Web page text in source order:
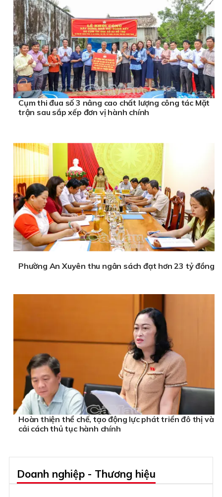
Cụm thi đua số 3 nâng cao chất lượng công tác Mặt
trận sau sắp xếp đơn vị hành chính
Phường An Xuyên thu ngân sách đạt hơn 23 tỷ đồng
Hoàn thiện thể chế, tạo động lực phát triển đô thị và
cải cách thủ tục hành chính
Doanh nghiệp - Thương hiệu